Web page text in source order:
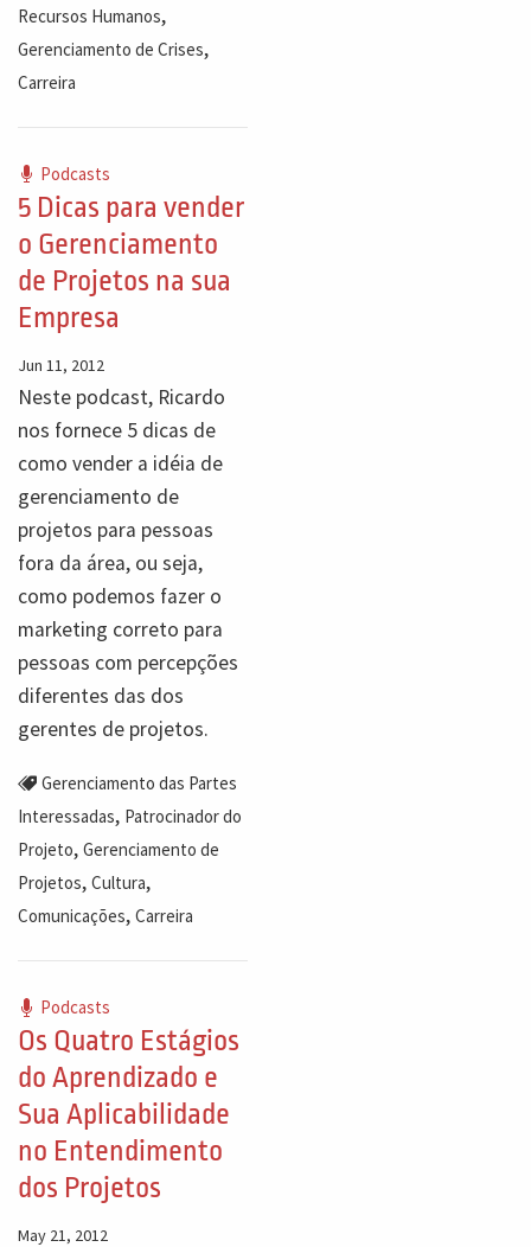
Recursos Humanos,
Gerenciamento de Crises,
Carreira
Podcasts
5 Dicas para vender
o Gerenciamento
de Projetos na sua
Empresa
Jun 11, 2012
Neste podcast, Ricardo
nos fornece 5 dicas de
como vender a idéia de
gerenciamento de
projetos para pessoas
fora da área, ou seja,
como podemos fazer o
marketing correto para
pessoas com percepções
diferentes das dos
gerentes de projetos.
Gerenciamento das Partes
Interessadas, Patrocinador do
Projeto, Gerenciamento de
Projetos, Cultura,
Comunicações, Carreira
Podcasts
Os Quatro Estágios
do Aprendizado e
Sua Aplicabilidade
no Entendimento
dos Projetos
May 21, 2012